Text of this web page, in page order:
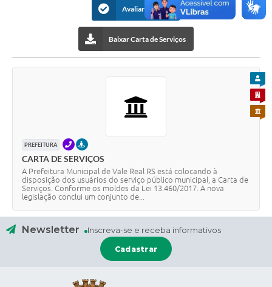
Avaliar Serviços
Baixar Carta de Serviços
PREFEITURA TELEFONEPRESENCIAL
CARTA DE SERVIÇOS
A Prefeitura Municipal de Vale Real RS está colocando à
disposição dos usuários do serviço público municipal, a Carta de
Serviços. Conforme os moldes da Lei 13.460/2017. A nova
legislação conclui um conjunto de...
PARA
PARA
Newsletter Inscreva-se e receba informativos
Cadastrar